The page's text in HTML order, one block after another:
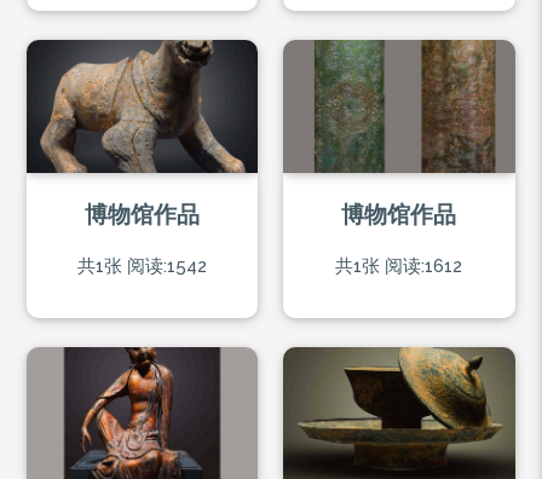
博物馆作品
共1张 阅读:1542
博物馆作品
共1张 阅读:1612